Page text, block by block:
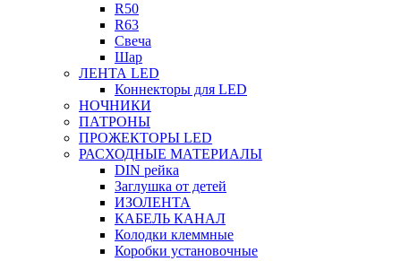
R50
R63
Свеча
Шар
ЛЕНТА LED
Коннекторы для LED
НОЧНИКИ
ПАТРОНЫ
ПРОЖЕКТОРЫ LED
РАСХОДНЫЕ МАТЕРИАЛЫ
DIN рейка
Заглушка от детей
ИЗОЛЕНТА
КАБЕЛЬ КАНАЛ
Колодки клеммные
Коробки установочные